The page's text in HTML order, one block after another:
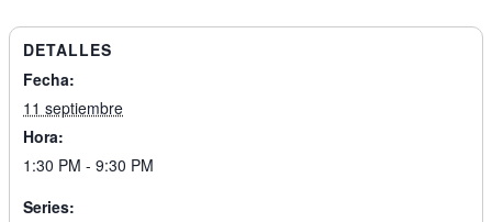
DETALLES
Fecha:
11 septiembre
Hora:
1:30 PM - 9:30 PM
Series: